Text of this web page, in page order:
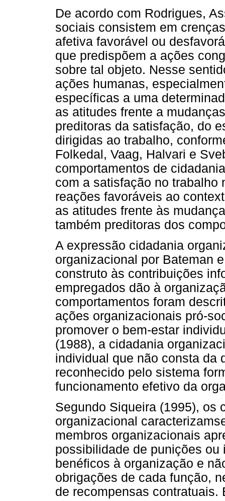
De acordo com Rodrigues,
sociais consistem em
afetiva favorável ou
que predispõem a ações
sobre tal objeto. Nesse
ações humanas,
específicas a uma
as atitudes frente a
preditoras da satisfação, do
dirigidas ao trabalho,
Folkedal, Vaag, Halvari e
comportamentos de
com a satisfação no trabalho
reações favoráveis ao
as atitudes frente às
também preditoras dos
A expressão cidadania
organizacional por Bateman
construto às contribuições
empregados dão à
comportamentos foram
ações organizacionais pró-
promover o bem-estar
(1988), a cidadania
individual que não consta da
reconhecido pelo sistema
funcionamento efetivo da
Segundo Siqueira (1995), os
organizacional
membros organizacionais
possibilidade de punições
benéficos à organização e
obrigações de cada função,
de recompensas